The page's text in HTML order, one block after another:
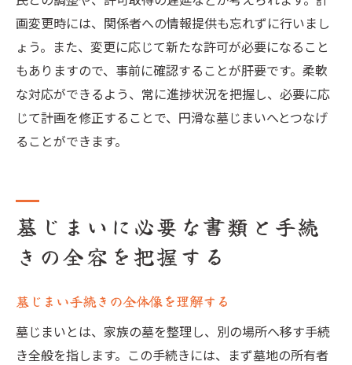
画変更時には、関係者への情報提供も忘れずに行いまし
ょう。また、変更に応じて新たな許可が必要になること
もありますので、事前に確認することが肝要です。柔軟
な対応ができるよう、常に進捗状況を把握し、必要に応
じて計画を修正することで、円滑な墓じまいへとつなげ
ることができます。
墓じまいに必要な書類と手続
きの全容を把握する
墓じまい手続きの全体像を理解する
墓じまいとは、家族の墓を整理し、別の場所へ移す手続
き全般を指します。この手続きには、まず墓地の所有者